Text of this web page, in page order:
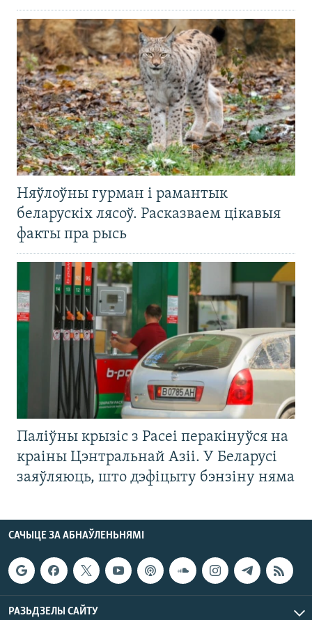
Няўлоўны гурман і рамантык
беларускіх лясоў. Расказваем цікавыя
факты пра рысь
Паліўны крызіс з Расеі перакінуўся на
краіны Цэнтральнай Азіі. У Беларусі
заяўляюць, што дэфіцыту бэнзіну няма
САЧЫЦЕ ЗА АБНАЎЛЕНЬНЯМІ
РАЗЬДЗЕЛЫ САЙТУ